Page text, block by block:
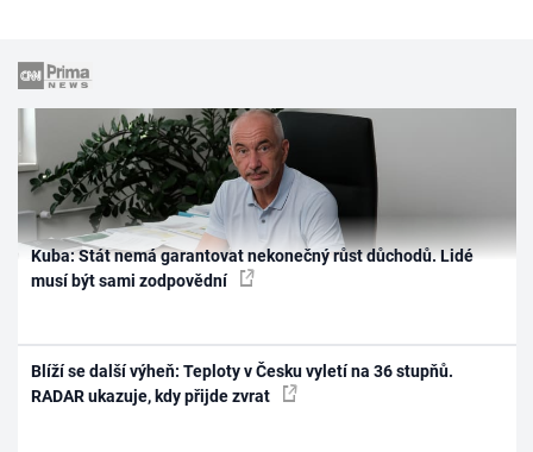
Kuba: Stát nemá garantovat nekonečný růst důchodů. Lidé
musí být sami zodpovědní
Blíží se další výheň: Teploty v Česku vyletí na 36 stupňů.
RADAR ukazuje, kdy přijde zvrat